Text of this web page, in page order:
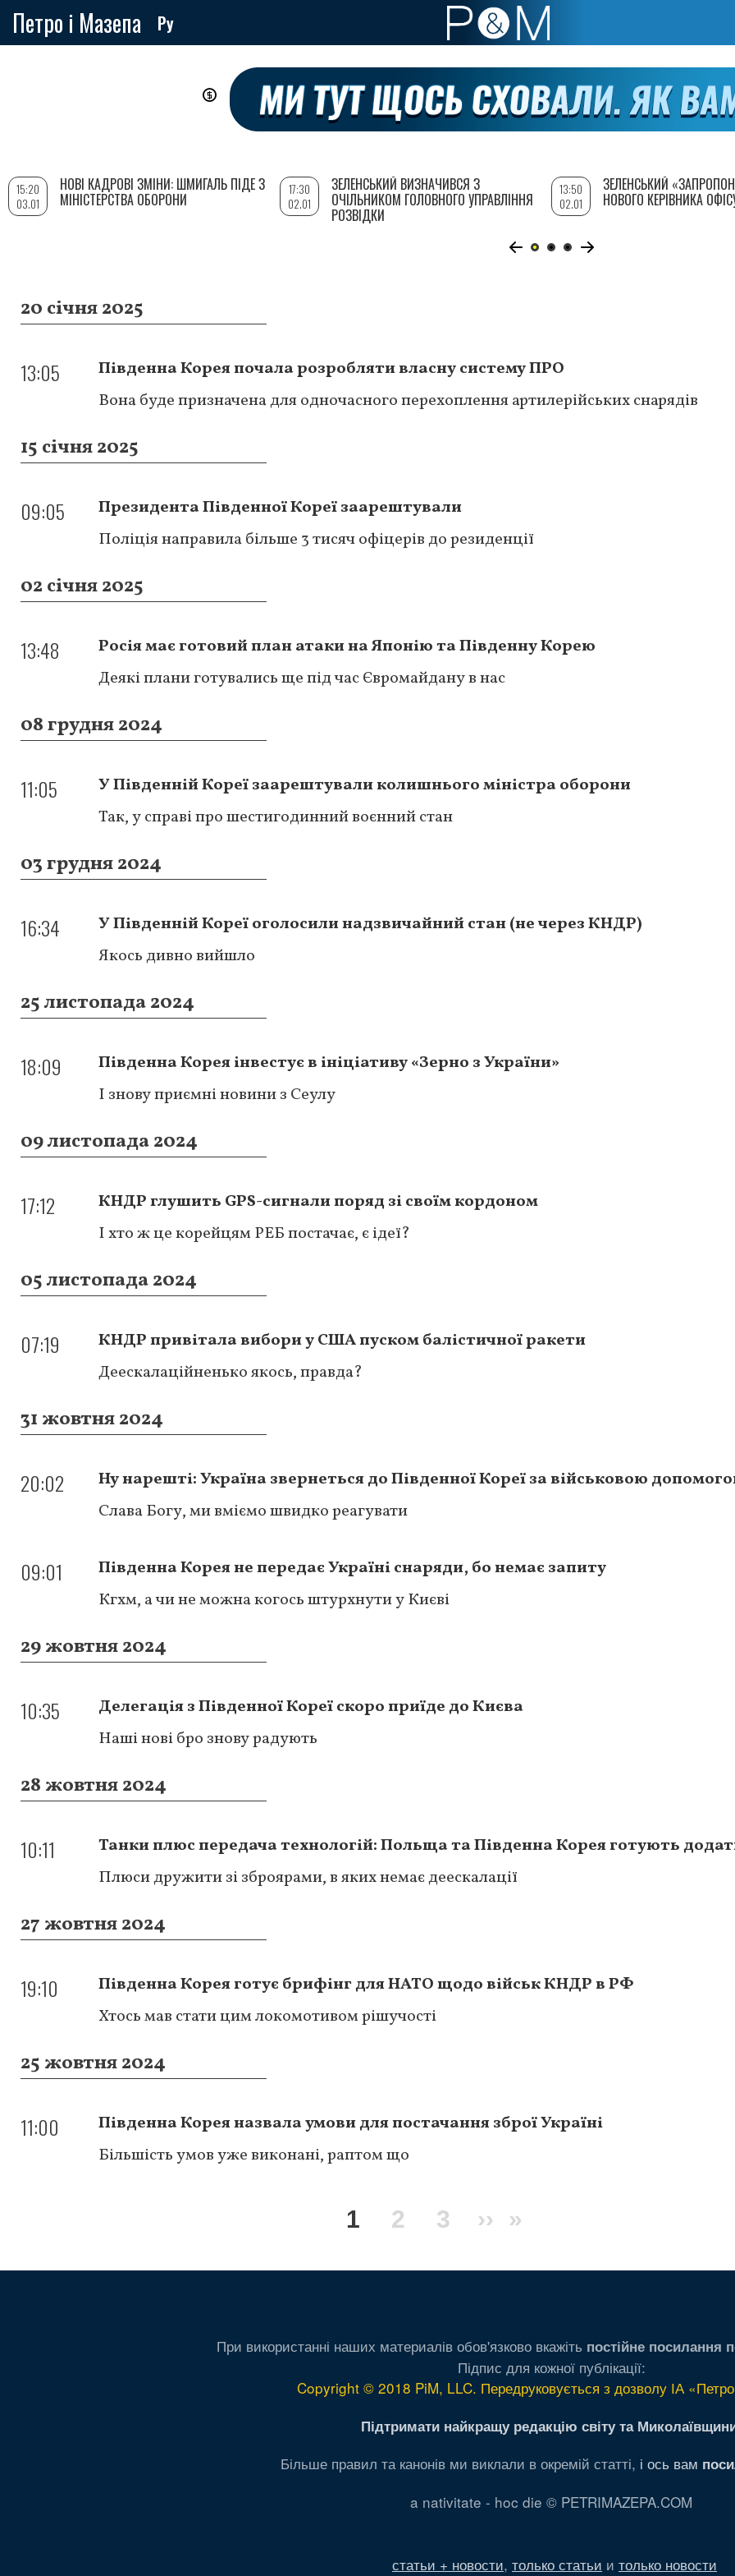
Петро і Мазепа Ру
20 січня 2025
13:05
Південна Корея почала розробляти власну систему ПРО
Вона буде призначена для одночасного перехоплення артилерійських снарядів
15 січня 2025
09:05
Президента Південної Кореї заарештували
Поліція направила більше 3 тисяч офіцерів до резиденції
02 січня 2025
13:48
Росія має готовий план атаки на Японію та Південну Корею
Деякі плани готувались ще під час Євромайдану в нас
08 грудня 2024
11:05
У Південній Кореї заарештували колишнього міністра оборони
Так, у справі про шестигодинний воєнний стан
03 грудня 2024
16:34
У Південній Кореї оголосили надзвичайний стан (не через КНДР)
Якось дивно вийшло
25 листопада 2024
18:09
Південна Корея інвестує в ініціативу «Зерно з України»
І знову приємні новини з Сеулу
09 листопада 2024
17:12
КНДР глушить GPS-сигнали поряд зі своїм кордоном
І хто ж це корейцям РЕБ постачає, є ідеї?
05 листопада 2024
07:19
КНДР привітала вибори у США пуском балістичної ракети
Деескалаційненько якось, правда?
31 жовтня 2024
20:02
Ну нарешті: Україна звернеться до Південної Кореї за військовою
Слава Богу, ми вміємо швидко реагувати
09:01
Південна Корея не передає Україні снаряди, бо немає запиту
Кгхм, а чи не можна когось штурхнути у Києві
29 жовтня 2024
10:35
Делегація з Південної Кореї скоро приїде до Києва
Наші нові бро знову радують
28 жовтня 2024
10:11
Танки плюс передача технологій: Польща та Південна Корея готують
Плюси дружити зі зброярами, в яких немає деескалації
27 жовтня 2024
19:10
Південна Корея готує брифінг для НАТО щодо військ КНДР в РФ
Хтось мав стати цим локомотивом рішучості
25 жовтня 2024
11:00
Південна Корея назвала умови для постачання зброї Україні
Більшість умов уже виконані, раптом що
Поточна
1 Сторінка
2 Сторінка
3
Наступна
››
Остання
»
15:20
03.01
НОВІ КАДРОВІ ЗМІНИ: ШМИГАЛЬ ПІДЕ З
МІНІСТЕРСТВА ОБОРОНИ
17:30
02.01
ЗЕЛЕНСЬКИЙ ВИЗНАЧИВСЯ З
ОЧІЛЬНИКОМ ГОЛОВНОГО УПРАВЛІННЯ
РОЗВІДКИ
13:50
02.01
ЗЕЛЕНСЬКИЙ
НОВОГО КЕРІВНИКА
При використанні наших материалів обов'язково вкажіть постійне посилання
Підпис для кожної публікації:
Copyright © 2018 PiM, LLC. Передруковується з дозволу ІА
Підтримати найкращу редакцію світу та
Більше правил та канонів ми виклали в окремій статті, і ось вам
a nativitate - hoc die © PETRIMAZEPA.COM
статьи + новости, только статьи и только новости